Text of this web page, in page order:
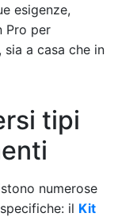
esigenze,
Pro per
a casa che in
tipi
numerose
il Kit